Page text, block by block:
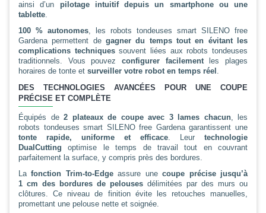
ainsi d’un pilotage intuitif depuis un smartphone ou une
tablette.
100 % autonomes, les robots tondeuses smart SILENO free
Gardena permettent de gagner du temps tout en évitant les
complications techniquessouvent liées aux robots tondeuses
traditionnels. Vous pouvez configurer facilementles plages
horaires de tonte et surveiller votre robot en temps réel .
DES TECHNOLOGIES AVANCÉES POUR UNE COUPE
PRÉCISE ET COMPLÈTE
Équipés de 2 plateaux de coupe avec 3 lames chacun, les
robots tondeuses smart SILENO free Gardena garantissent une
tonte rapide, uniforme et efficace. Leur technologie
DualCutting optimise le temps de travail tout en couvrant
parfaitement la surface, y compris près des bordures.
Lafonction Trim-to-Edgeassure unecoupe précise jusqu’à
1 cm des bordures de pelouses délimitées par des murs ou
clôtures. Ce niveau de finition évite les retouches manuelles,
promettant une pelouse nette et soignée.